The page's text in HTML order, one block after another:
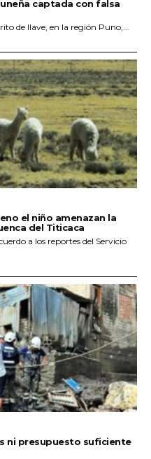
captada con falsa
de Ilave, en la región Puno,...
el niño amenazan la
del Titicaca
a los reportes del Servicio
ni presupuesto suficiente